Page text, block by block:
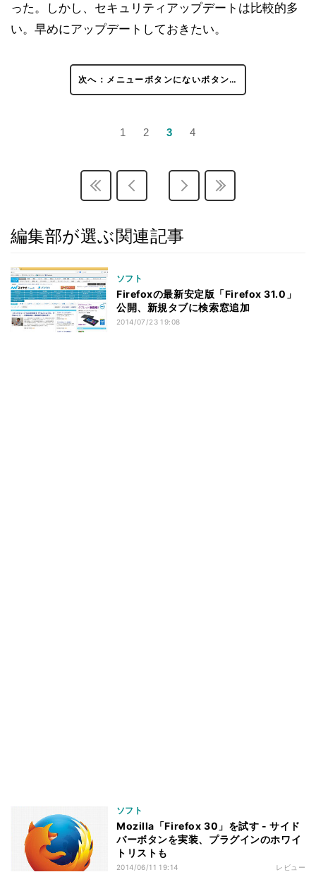
った。しかし、セキュリティアップデートは比較的多
い。早めにアップデートしておきたい。
次へ：メニューボタンにないボタン…
1 2 3 4
編集部が選ぶ関連記事
ソフト
Firefoxの最新安定版「Firefox 31.0」
公開、新規タブに検索窓追加
2014/07/23 19:08
ソフト
Mozilla「Firefox 30」を試す - サイド
バーボタンを実装、プラグインのホワイ
トリストも
2014/06/11 19:14 レビュー